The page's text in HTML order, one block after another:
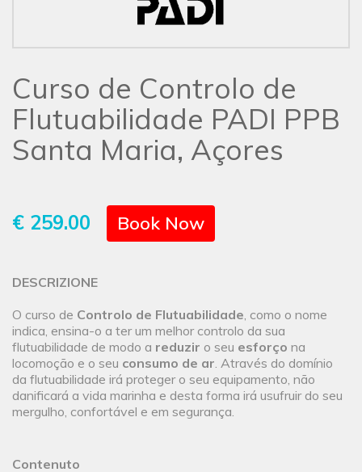
Curso de Controlo de
Flutuabilidade PADI PPB
Santa Maria, Açores
€ 259.00 Book Now
DESCRIZIONE
O curso de Controlo de Flutuabilidade, como o nome
indica, ensina-o a ter um melhor controlo da sua
flutuabilidade de modo a reduzir o seu esforço na
locomoção e o seu consumo de ar. Através do domínio
da flutuabilidade irá proteger o seu equipamento, não
danificará a vida marinha e desta forma irá usufruir do seu
mergulho, confortável e em segurança.
Contenuto